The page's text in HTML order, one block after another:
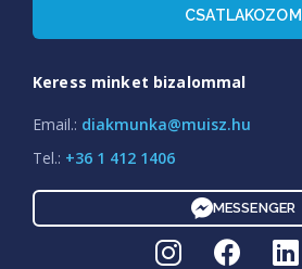
CSATLAKOZOM
Keress minket bizalommal
Email.: diakmunka@muisz.hu
Tel.: +36 1 412 1406
MESSENGER